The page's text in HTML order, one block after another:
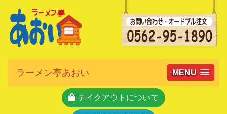
ラーメン亭あおい MENU
テイクアウトについて